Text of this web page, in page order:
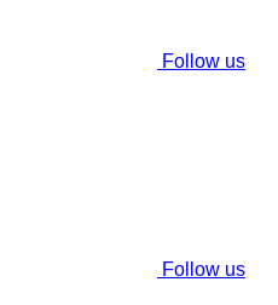
Follow us
Follow us